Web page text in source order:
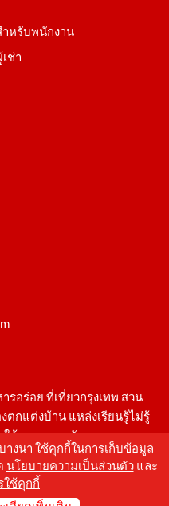
หรับพนักงาน
ช่า
รอร่อย ที่เที่ยวกรุงเทพ สวน
ตกแต่งบ้านแหล่งเรียนรู้ไม่รู้
ให้ทุกครอบครัว
งนา ใช้คุกกี้ในการเก็บข้อมูล
นโยบายความเป็นส่วนตัวและ
ใช้คุกกี้